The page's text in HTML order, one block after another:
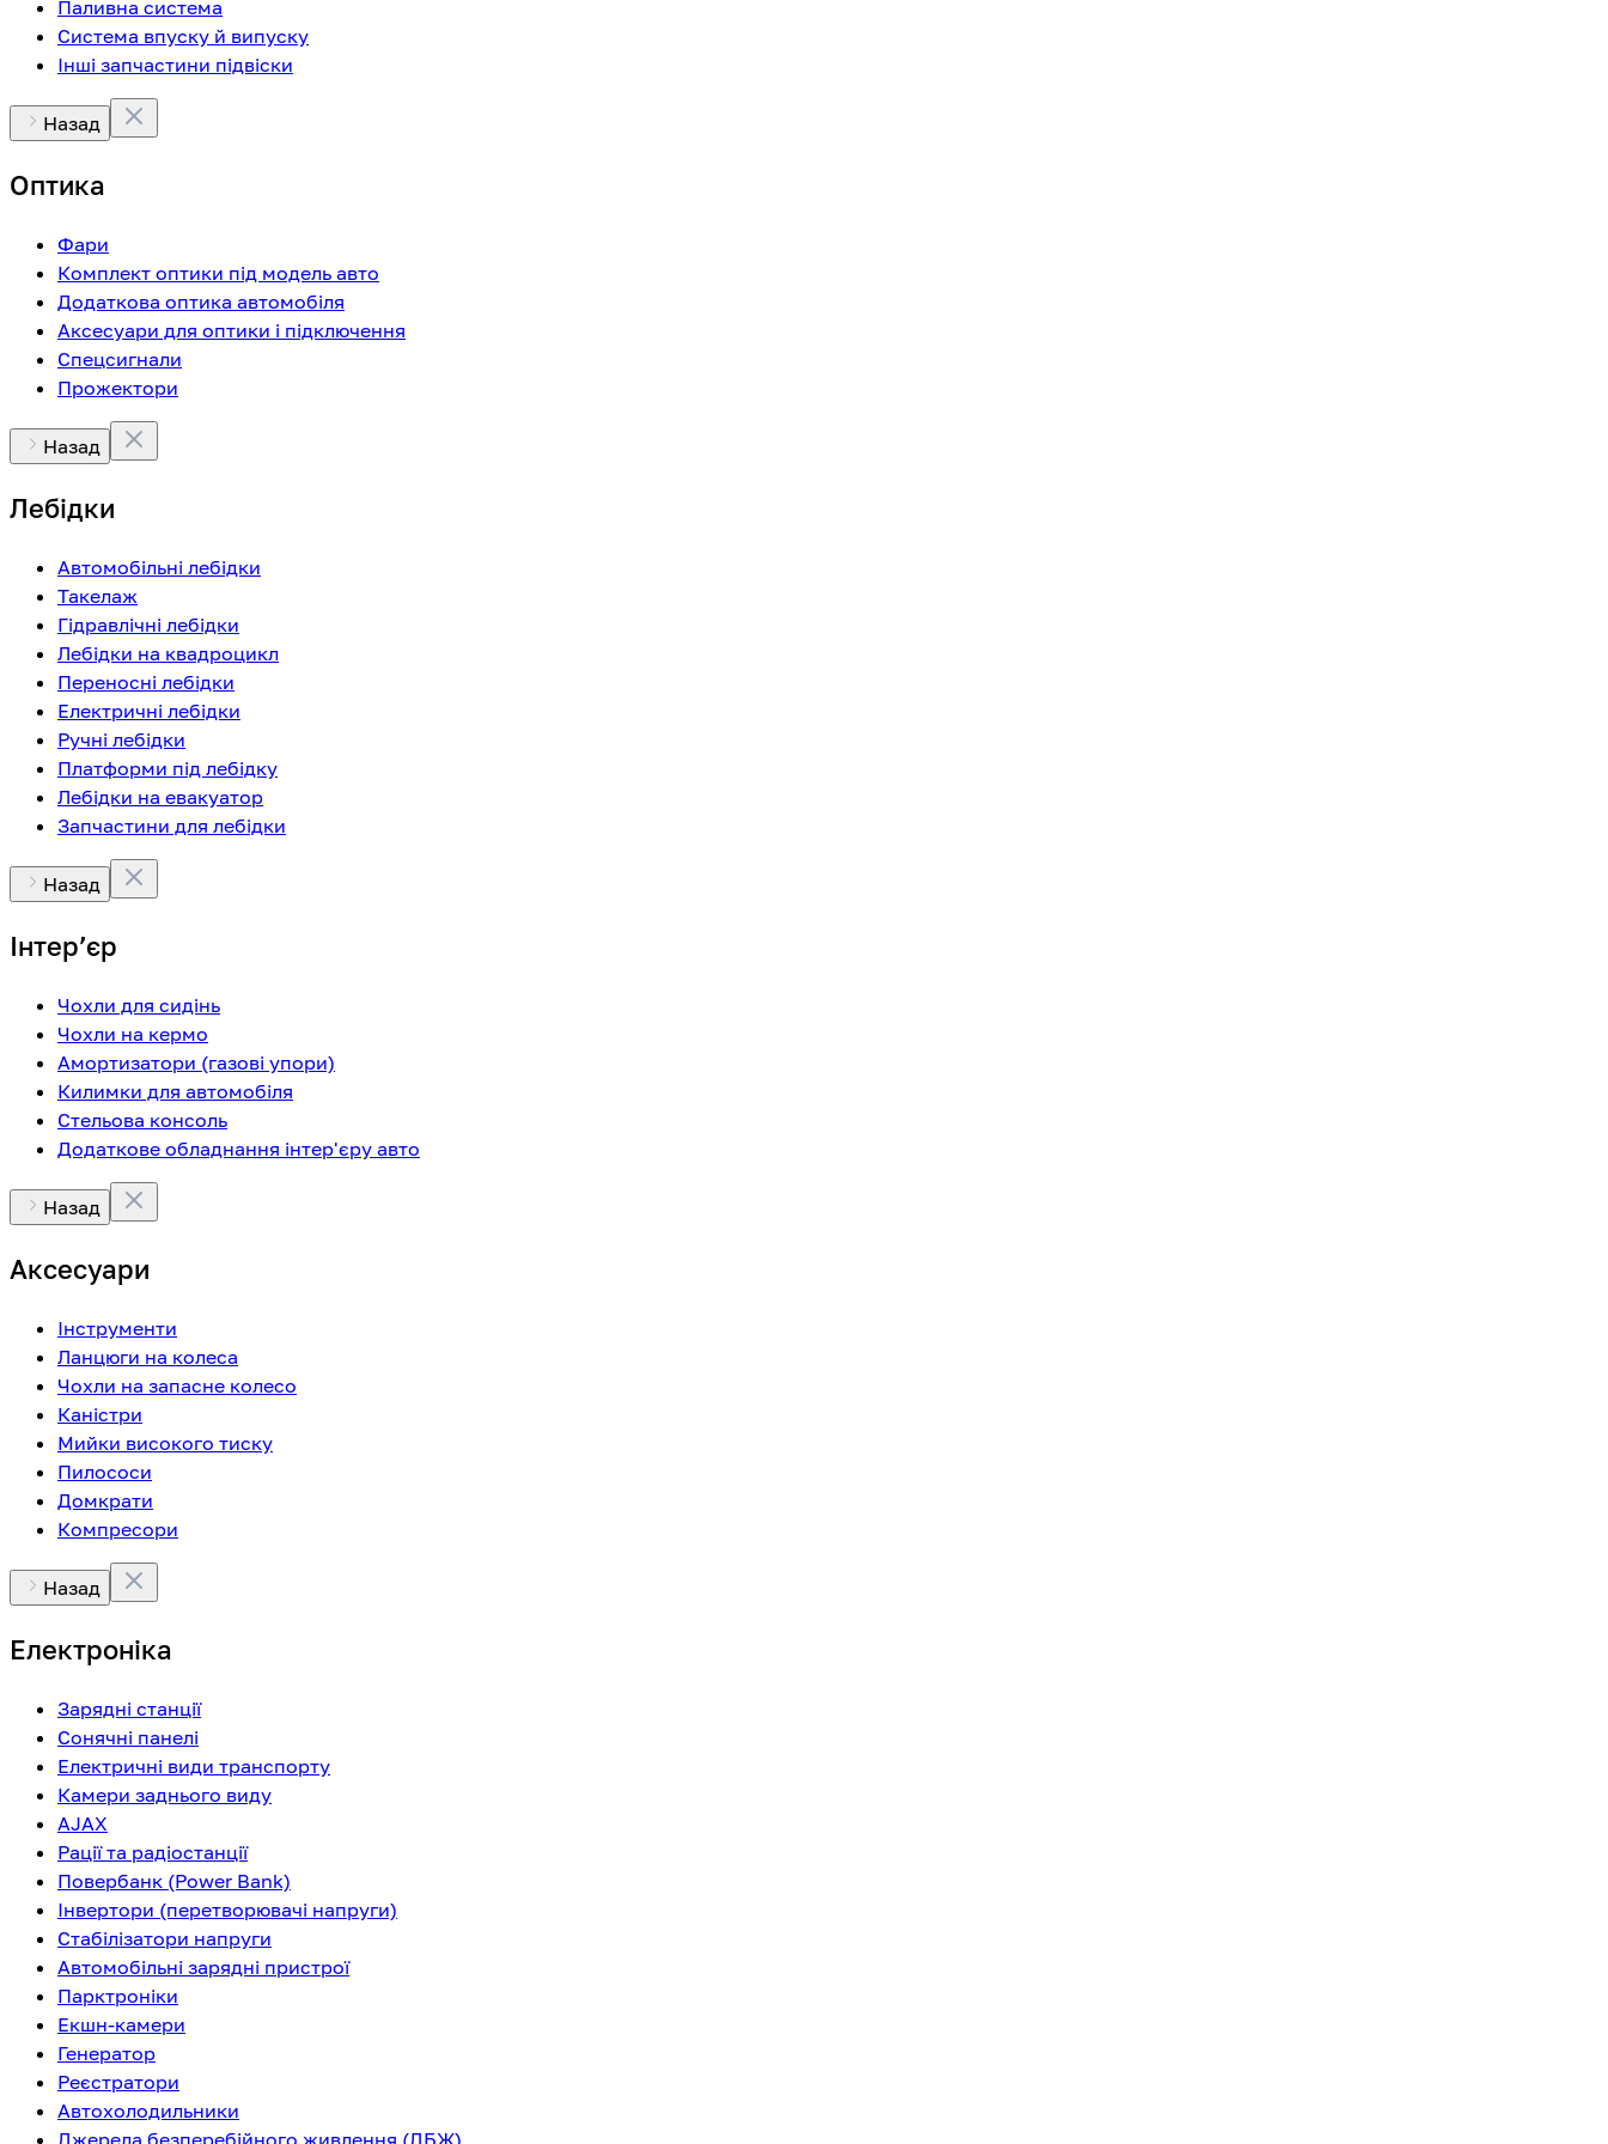
Паливна система
Система впуску й випуску
Інші запчастини підвіски
Назад
Оптика
Фари
Комплект оптики під модель авто
Додаткова оптика автомобіля
Аксесуари для оптики і підключення
Спецсигнали
Прожектори
Назад
Лебідки
Автомобільні лебідки
Такелаж
Гідравлічні лебідки
Лебідки на квадроцикл
Переносні лебідки
Електричні лебідки
Ручні лебідки
Платформи під лебідку
Лебідки на евакуатор
Запчастини для лебідки
Назад
Інтерʼєр
Чохли для сидінь
Чохли на кермо
Амортизатори (газові упори)
Килимки для автомобіля
Стельова консоль
Додаткове обладнання інтер'єру авто
Назад
Аксесуари
Інструменти
Ланцюги на колеса
Чохли на запасне колесо
Каністри
Мийки високого тиску
Пилососи
Домкрати
Компресори
Назад
Електроніка
Зарядні станції
Сонячні панелі
Електричні види транспорту
Камери заднього виду
AJAX
Рації та радіостанції
Повербанк (Power Bank)
Інвертори (перетворювачі напруги)
Стабілізатори напруги
Автомобільні зарядні пристрої
Парктроніки
Екшн-камери
Генератор
Реєстратори
Автохолодильники
Джерела безперебійного живлення (ДБЖ)